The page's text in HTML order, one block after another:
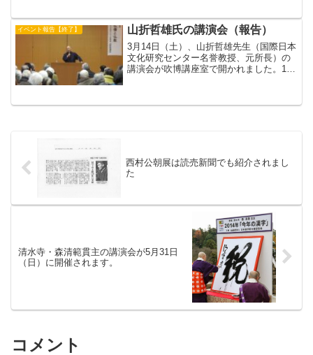
イベント報告【終了】 山折哲雄氏の講演会（報告）
3月14日（土）、山折哲雄先生（国際日本
文化研究センター名誉教授、元所長）の
講演会が吹博講座室で開かれました。170
西村公朝展は読売新聞でも紹介されまし
た
清水寺・森清範貫主の講演会が5月31日
（日）に開催されます。
コメント